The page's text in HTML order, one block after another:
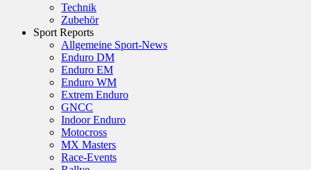
Technik
Zubehör
Sport Reports
Allgemeine Sport-News
Enduro DM
Enduro EM
Enduro WM
Extrem Enduro
GNCC
Indoor Enduro
Motocross
MX Masters
Race-Events